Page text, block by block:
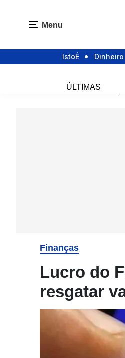
Menu
IstoÉ Dinheiro
ÚLTIMAS
Finanças
Lucro do
resgatar